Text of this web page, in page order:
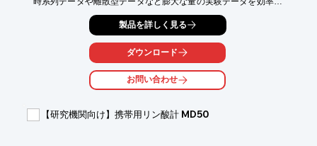
にインポートし、詳細な解析を経てグラフ化するプロセスは環境
変化の把握や対策立案において重要です。
不十分なデータ解析や不明瞭なグラフ表現は、状況の誤解や不適
切な判断につながる可能性があります。
『Igor Pro』はこれらの課題に対応するため、観測機器やシステ
ムから得られたデータの取り込みから統計解析・信号処理による
解析、グラフ化、結果のレイアウトまでを一貫してサポートしま
さらに組み込みのプログラミング言語により一連の作業を自動化
できるため、モニタリングデータの解析・可視化を効率化しま
製品を詳しく見る
ダウンロード
お問い合わせ
【研究機関向け】携帯用リン酸計 MD50